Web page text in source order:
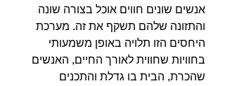
אנשים שונים חווים אוכל בצורה שונה
והתזונה שלהם תשקף את זה. מערכת
היחסים הזו תלויה באופן משמעותי
בחוויות שחווית לאורך החיים, האנשים
שהכרת, הבית בו גדלת והתכנים